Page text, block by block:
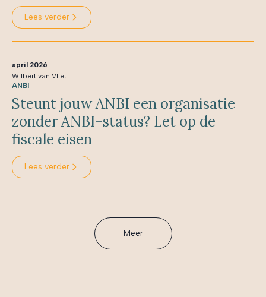
Lees verder
april 2026
Wilbert van Vliet
ANBI
Steunt jouw ANBI een organisatie
zonder ANBI-status? Let op de
fiscale eisen
Lees verder
Meer